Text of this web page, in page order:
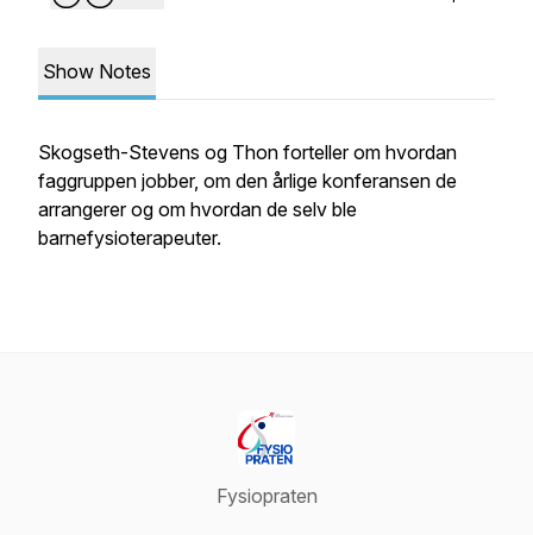
Show Notes
Skogseth-Stevens og Thon forteller om hvordan
faggruppen jobber, om den årlige konferansen de
arrangerer og om hvordan de selv ble
barnefysioterapeuter.
Fysiopraten